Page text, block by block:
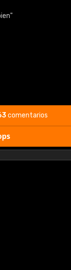
comentarios